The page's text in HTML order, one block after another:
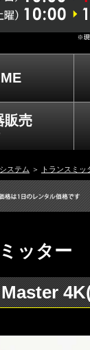
販売
システム ＞ トランスミッ
ッター